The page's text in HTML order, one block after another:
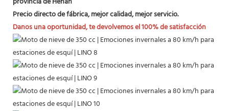
Precio directo de fábrica, mejor calidad, mejor servicio.
Danos una oportunidad, te devolvemos el 100% de satisfacción